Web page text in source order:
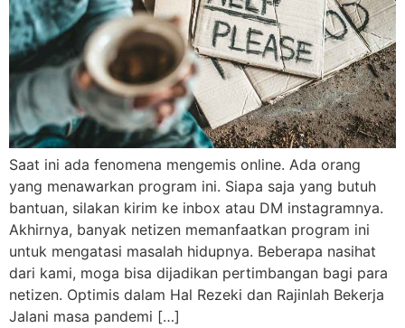
Saat ini ada fenomena mengemis online. Ada orang
yang menawarkan program ini. Siapa saja yang butuh
bantuan, silakan kirim ke inbox atau DM instagramnya.
Akhirnya, banyak netizen memanfaatkan program ini
untuk mengatasi masalah hidupnya. Beberapa nasihat
dari kami, moga bisa dijadikan pertimbangan bagi para
netizen. Optimis dalam Hal Rezeki dan Rajinlah Bekerja
Jalani masa pandemi […]